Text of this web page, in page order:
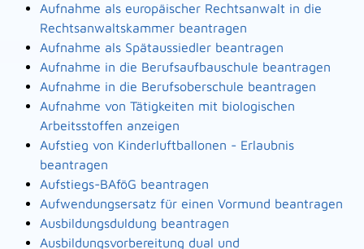
Aufnahme als europäischer Rechtsanwalt in die
Rechtsanwaltskammer beantragen
Aufnahme als Spätaussiedler beantragen
Aufnahme in die Berufsaufbauschule beantragen
Aufnahme in die Berufsoberschule beantragen
Aufnahme von Tätigkeiten mit biologischen
Arbeitsstoffen anzeigen
Aufstieg von Kinderluftballonen - Erlaubnis
beantragen
Aufstiegs-BAföG beantragen
Aufwendungsersatz für einen Vormund beantragen
Ausbildungsduldung beantragen
Ausbildungsvorbereitung dual und